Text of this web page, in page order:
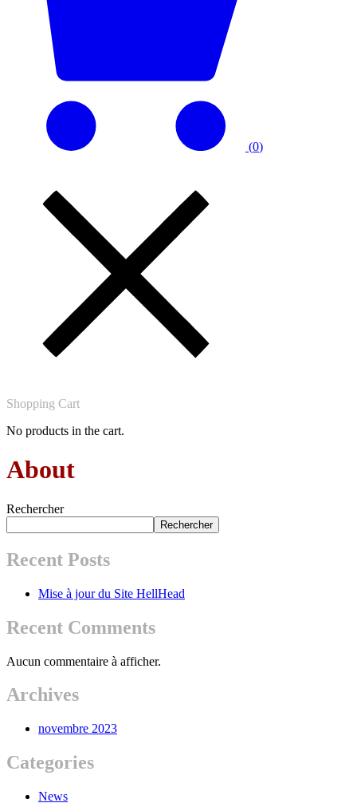
(0)
Shopping Cart
No products in the cart.
About
Rechercher
Rechercher
Recent Posts
Mise à jour du Site HellHead
Recent Comments
Aucun commentaire à afficher.
Archives
novembre 2023
Categories
News